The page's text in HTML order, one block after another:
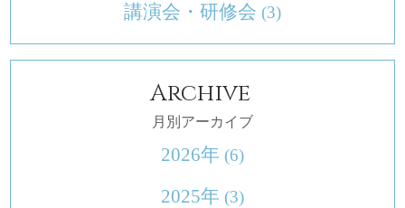
講演会・研修会 (3)
Archive
月別アーカイブ
2026年 (6)
2025年 (3)